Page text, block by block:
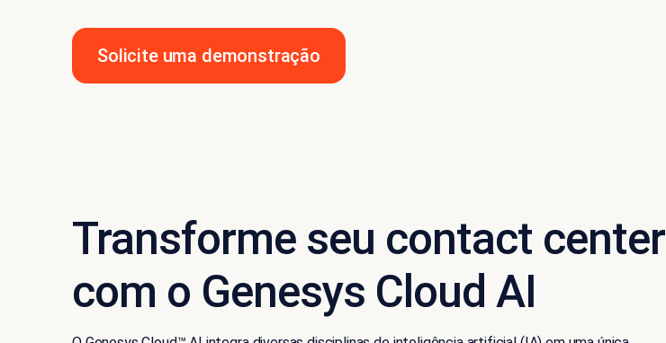
Solicite uma demonstração
Transforme seu contact center
com o Genesys Cloud AI